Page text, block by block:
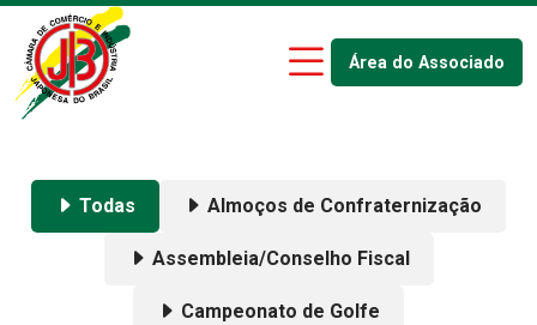
Área do Associado
Todas Almoços de Confraternização
Assembleia/Conselho Fiscal
Campeonato de Golfe